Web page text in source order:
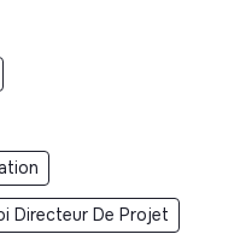
Directeur De Projet